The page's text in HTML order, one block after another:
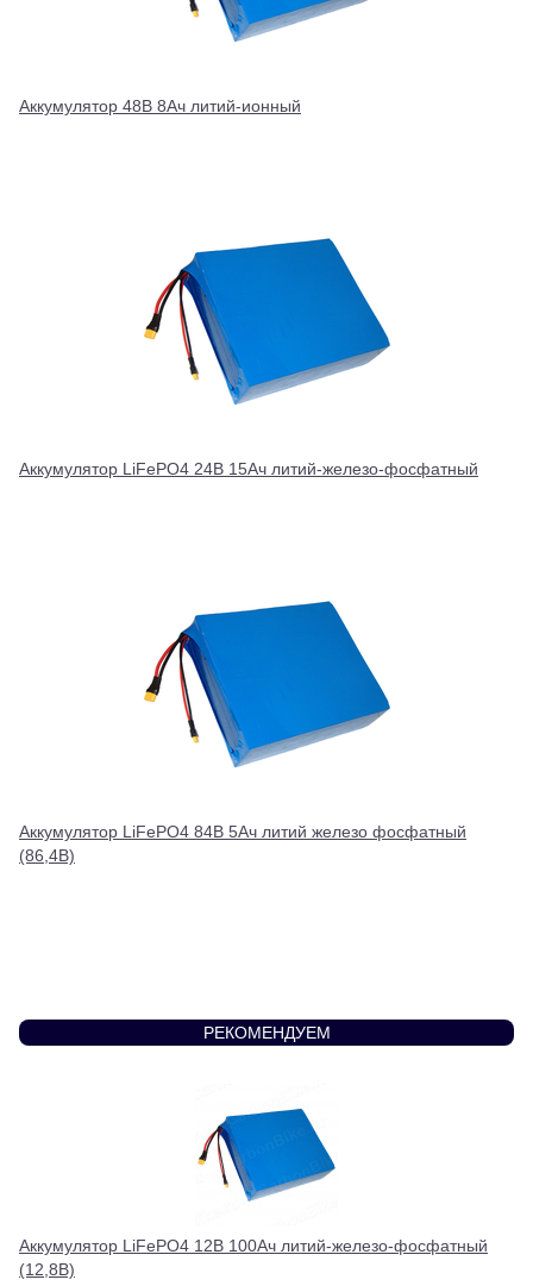
Аккумулятор 48В 8Ач литий-ионный
Аккумулятор LiFePO4 24В 15Ач литий-железо-фосфатный
Аккумулятор LiFePO4 84В 5Ач литий железо фосфатный
(86,4В)
РЕКОМЕНДУЕМ
Аккумулятор LiFePO4 12В 100Ач литий-железо-фосфатный
(12,8В)